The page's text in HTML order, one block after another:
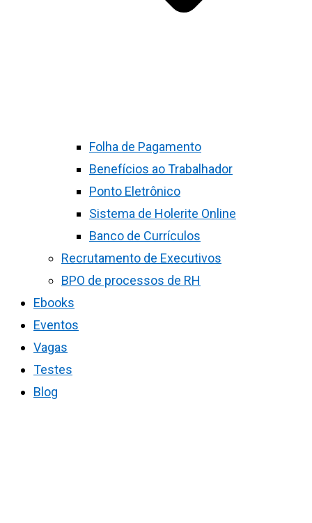
Folha de Pagamento
Benefícios ao Trabalhador
Ponto Eletrônico
Sistema de Holerite Online
Banco de Currículos
Recrutamento de Executivos
BPO de processos de RH
Ebooks
Eventos
Vagas
Testes
Blog